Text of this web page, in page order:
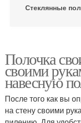
Стеклянные
Пластиковые
Полки на
Полочка
своими
навесную
После того как вы
на стену своими